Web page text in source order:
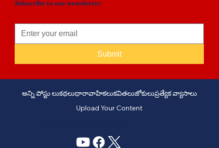
Subscribe to our newsletter
Submit
అన్ని పోస్టు లుకథలుధారావాహికలుకవితలుజోకులుప్రత్యేక వ్యాసాలు
Upload Your Content